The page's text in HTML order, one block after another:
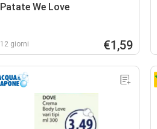
Patate We Love
12 giorni €1,59